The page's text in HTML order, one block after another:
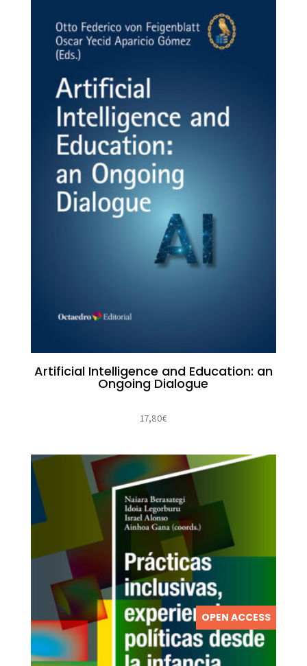
Artificial Intelligence and Education: an
Ongoing Dialogue
17,80€
OPEN ACCESS